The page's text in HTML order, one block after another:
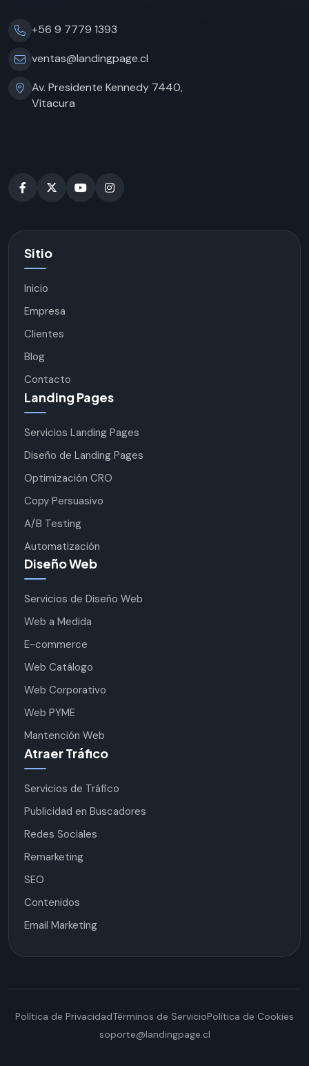
+56 9 7779 1393
ventas@landingpage.cl
Av. Presidente Kennedy 7440,
Vitacura
Sitio
Inicio
Empresa
Clientes
Blog
Contacto
Landing Pages
Servicios Landing Pages
Diseño de Landing Pages
Optimización CRO
Copy Persuasivo
A/B Testing
Automatización
Diseño Web
Servicios de Diseño Web
Web a Medida
E-commerce
Web Catálogo
Web Corporativo
Web PYME
Mantención Web
Atraer Tráfico
Servicios de Tráfico
Publicidad en Buscadores
Redes Sociales
Remarketing
SEO
Contenidos
Email Marketing
Política de PrivacidadTérminos de ServicioPolítica de Cookies
soporte@landingpage.cl